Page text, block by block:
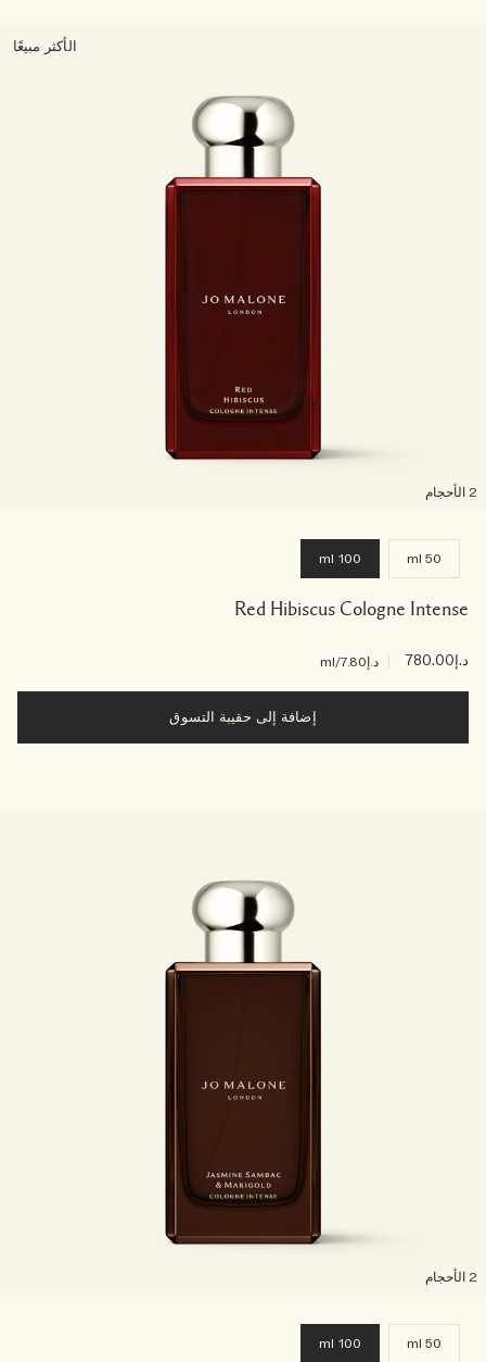
الأكثر مبيعًا
50 ml
100 ml
Red Hibiscus Cologne Intense
د.إ780.00 د.إ7.80 /ml
إضافة إلى حقيبة التسوق
50 ml
100 ml